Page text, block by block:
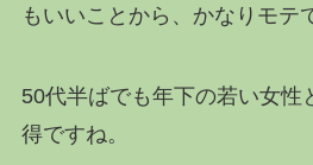
もいいことから、かなりモテ
50代半ばでも年下の若い女性
得ですね。